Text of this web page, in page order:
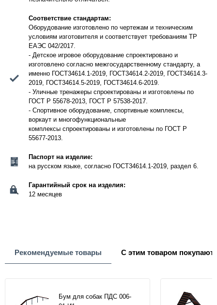
Соответствие стандартам:
Оборудование изготовлено по чертежам и техническим
условиям изготовителя и соответствует требованиям ТР
ЕАЭС 042/2017.
- Детское игровое оборудование спроектировано и
изготовлено согласно межгосударственному стандарту, а
именно ГОСТ34614.1-2019, ГОСТ34614.2-2019, ГОСТ34614.3-
2019, ГОСТ34614.5-2019, ГОСТ34614.6-2019.
- Уличные тренажеры спроектированы и изготовлены по
ГОСТ Р 55678-2013, ГОСТ Р 57538-2017.
- Спортивное оборудование, спортивные комплексы,
воркаут и многофункциональные
комплексы спроектированы и изготовлены по ГОСТ Р
55677-2013.
Паспорт на изделие:
на русском языке, согласно ГОСТ34614.1-2019, раздел 6.
Гарантийный срок на изделия:
12 месяцев
Рекомендуемые товары С этим товаром покупают
Бум для собак ПДС 006-